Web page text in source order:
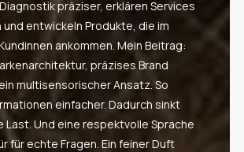
präziser, erklären Services
entwickeln Produkte, die im
ankommen. Mein Beitrag:
präzises Brand
multisensorischer Ansatz. So
einfacher. Dadurch sinkt
Last. Und eine respektvolle Sprache
für echte Fragen. Ein feiner Duft